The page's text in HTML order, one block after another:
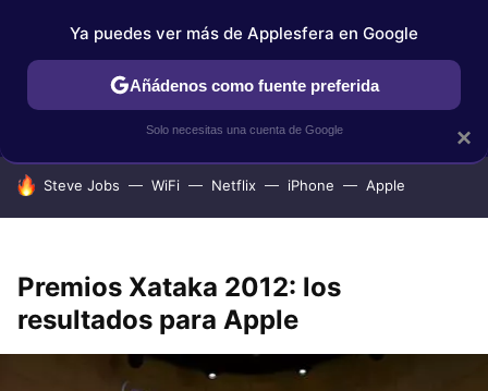
IPHONE TUTORIALES APPLESFERA SELECCIÓN
HOY SE HABLA DE
Steve Jobs WiFi Netflix iPhone Apple
Premios Xataka 2012: los
resultados para Apple
×
Ya puedes ver más de Applesfera en Google
Añádenos como fuente preferida
Solo necesitas una cuenta de Google